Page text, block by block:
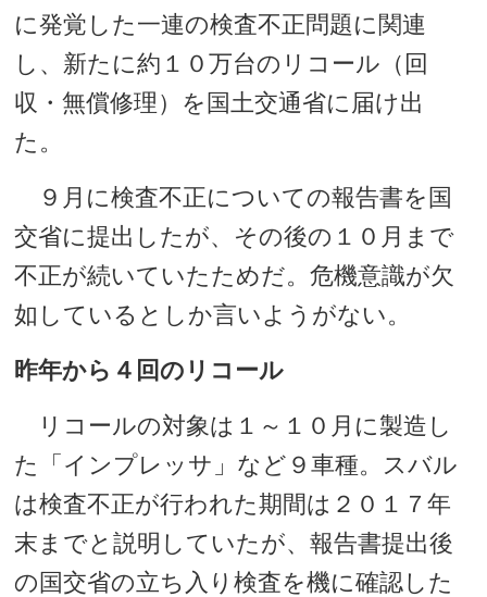
に発覚した一連の検査不正問題に関連
し、新たに約１０万台のリコール（回
収・無償修理）を国土交通省に届け出
た。
９月に検査不正についての報告書を国
交省に提出したが、その後の１０月まで
不正が続いていたためだ。危機意識が欠
如しているとしか言いようがない。
昨年から４回のリコール
リコールの対象は１～１０月に製造し
た「インプレッサ」など９車種。スバル
は検査不正が行われた期間は２０１７年
末までと説明していたが、報告書提出後
の国交省の立ち入り検査を機に確認した